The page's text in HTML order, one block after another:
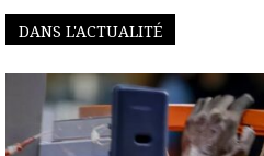
DANS L'ACTUALITÉ